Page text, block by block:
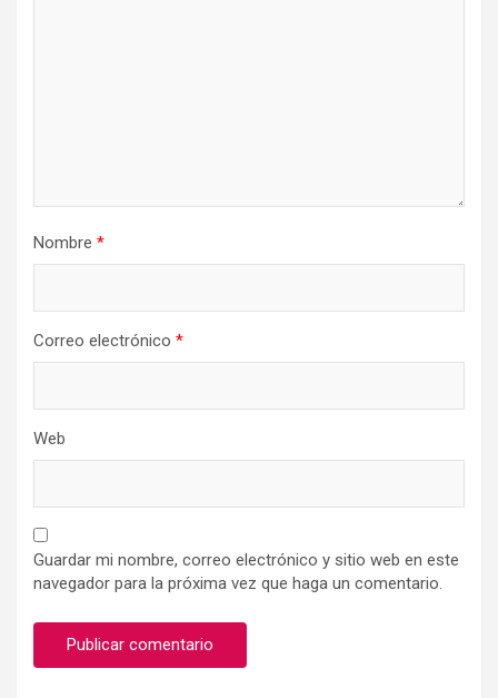
Nombre *
Correo electrónico *
Web
Guardar mi nombre, correo electrónico y sitio web en este
navegador para la próxima vez que haga un comentario.